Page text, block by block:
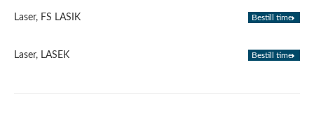
Laser, FS LASIK Bestill time
Laser, LASEK Bestill time